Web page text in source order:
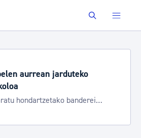
Buscar
aurrean jarduteko
hondartzetako banderei